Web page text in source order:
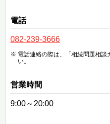
電話
082-239-3666
電話連絡の際は、「相続問題相談
い。
営業時間
9:00～20:00